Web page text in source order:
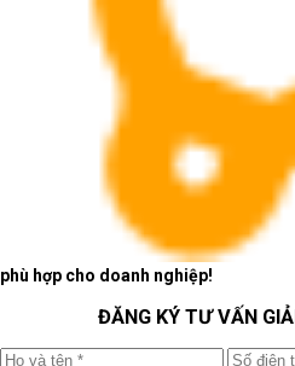
phù hợp cho doanh nghiệp!
ĐĂNG KÝ TƯ VẤN